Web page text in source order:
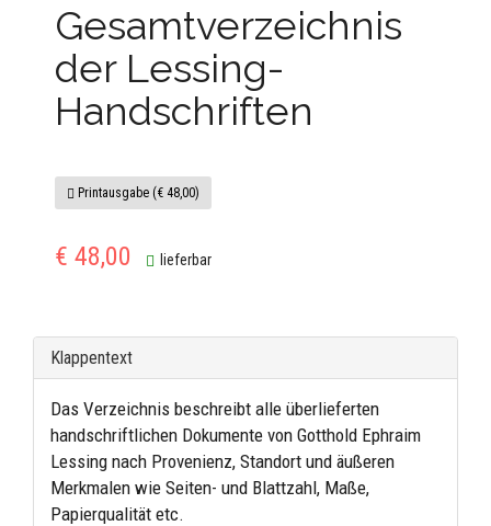
Gesamtverzeichnis
der Lessing-
Handschriften
Printausgabe (€ 48,00)
€ 48,00 lieferbar
Klappentext
Das Verzeichnis beschreibt alle überlieferten
handschriftlichen Dokumente von Gotthold Ephraim
Lessing nach Provenienz, Standort und äußeren
Merkmalen wie Seiten- und Blattzahl, Maße,
Papierqualität etc.